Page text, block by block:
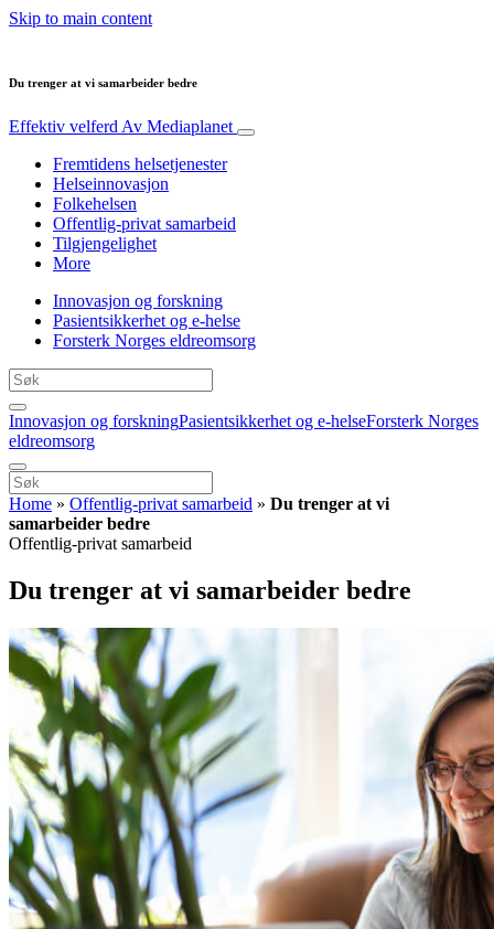
Skip to main content
Du trenger at vi samarbeider bedre
Effektiv velferd Av Mediaplanet
Fremtidens helsetjenester
Helseinnovasjon
Folkehelsen
Offentlig-privat samarbeid
Tilgjengelighet
More
Innovasjon og forskning
Pasientsikkerhet og e-helse
Forsterk Norges eldreomsorg
Innovasjon og forskningPasientsikkerhet og e-helseForsterk Norges
eldreomsorg
Home » Offentlig-privat samarbeid » Du trenger at vi
samarbeider bedre
Offentlig-privat samarbeid
Du trenger at vi samarbeider bedre